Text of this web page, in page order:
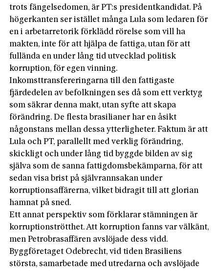
trots fängelsedomen, är PT:s presidentkandidat. På
högerkanten ser istället många Lula som ledaren för
en i arbetarretorik förklädd rörelse som vill ha
makten, inte för att hjälpa de fattiga, utan för att
fullända en under lång tid utvecklad politisk
korruption, för egen vinning.
Inkomsttransfereringarna till den fattigaste
fjärdedelen av befolkningen ses då som ett verktyg
som säkrar denna makt, utan syfte att skapa
förändring. De flesta brasilianer har en åsikt
någonstans mellan dessa ytterligheter. Faktum är att
Lula och PT, parallellt med verklig förändring,
skickligt och under lång tid byggde bilden av sig
själva som de sanna fattigdomsbekämparna, för att
sedan visa brist på självrannsakan under
korruptionsaffärerna, vilket bidragit till att glorian
hamnat på sned.
Ett annat perspektiv som förklarar stämningen är
korruptionströtthet. Att korruption fanns var välkänt,
men Petrobrasaffären avslöjade dess vidd.
Byggföretaget Odebrecht, vid tiden Brasiliens
största, samarbetade med utredarna och avslöjade